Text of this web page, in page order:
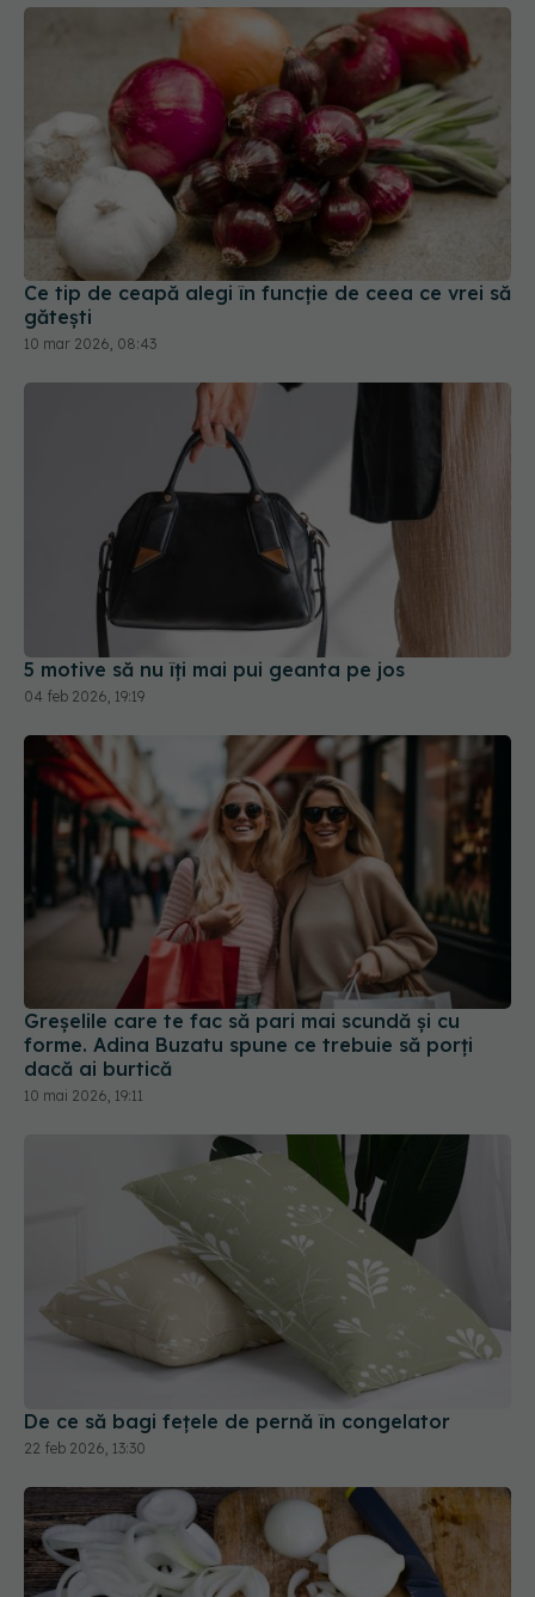
Ce tip de ceapă alegi în funcție de ceea ce vrei să
gătești
5 motive să nu îți mai pui geanta pe jos
04 feb 2026, 19:19
Greșelile care te fac să pari mai scundă și cu
forme. Adina Buzatu spune ce trebuie să porți
dacă ai burtică
10 mai 2026, 19:11
De ce să bagi fețele de pernă în congelator
22 feb 2026, 13:30